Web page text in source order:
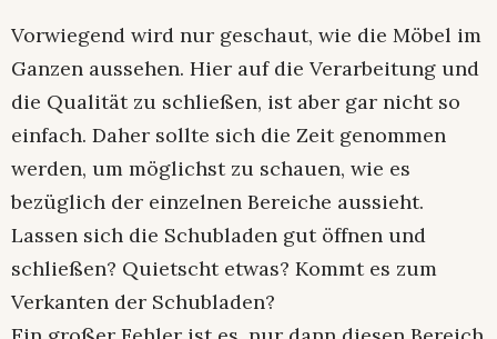
Vorwiegend wird nur geschaut, wie die Möbel im
Ganzen aussehen. Hier auf die Verarbeitung und
die Qualität zu schließen, ist aber gar nicht so
einfach. Daher sollte sich die Zeit genommen
werden, um möglichst zu schauen, wie es
bezüglich der einzelnen Bereiche aussieht.
Lassen sich die Schubladen gut öffnen und
schließen? Quietscht etwas? Kommt es zum
Verkanten der Schubladen?